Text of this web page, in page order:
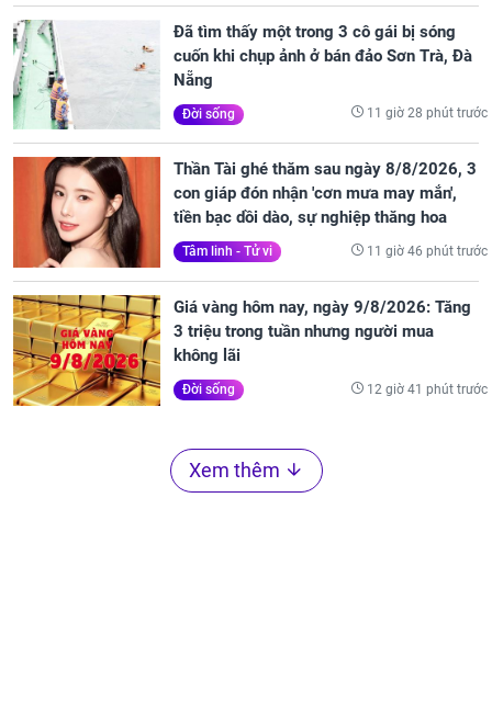
Đã tìm thấy một trong 3 cô gái bị sóng
cuốn khi chụp ảnh ở bán đảo Sơn Trà, Đà
Nẵng
Đời sống 11 giờ 28 phút trước
Thần Tài ghé thăm sau ngày 8/8/2026, 3
con giáp đón nhận 'cơn mưa may mắn',
tiền bạc dồi dào, sự nghiệp thăng hoa
Tâm linh - Tử vi 11 giờ 46 phút trước
Giá vàng hôm nay, ngày 9/8/2026: Tăng
3 triệu trong tuần nhưng người mua
không lãi
Đời sống 12 giờ 41 phút trước
Xem thêm